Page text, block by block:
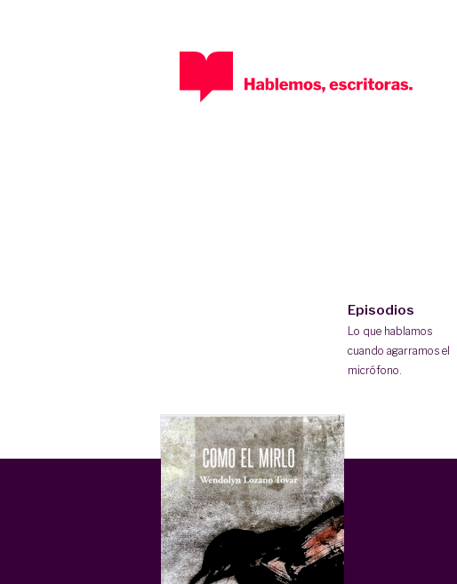
Episodios
Lo que hablamos
cuando agarramos el
micrófono.